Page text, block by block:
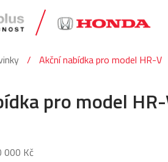
Akční nabídka pro model HR-V
pro model
000 Kč